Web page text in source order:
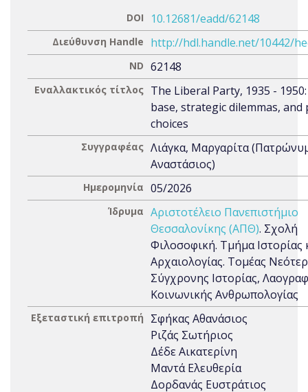
DOI 10.12681/eadd/62148
Διεύθυνση Handle http://hdl.handle.net/10442/
ND 62148
Εναλλακτικός τίτλος The Liberal Party, 1935 -
base, strategic dilemmas, and
choices
Συγγραφέας Λιάγκα, Μαργαρίτα
Αναστάσιος)
Ημερομηνία 05/2026
Ίδρυμα Αριστοτέλειο Πανεπιστήμιο
Θεσσαλονίκης (ΑΠΘ). Σχολή
Φιλοσοφική. Τμήμα Ιστορίας
Αρχαιολογίας. Τομέας
Σύγχρονης Ιστορίας,
Κοινωνικής Ανθρωπολογίας
Εξεταστική επιτροπή
Σφήκας Αθανάσιος
Ριζάς Σωτήριος
Δέδε Αικατερίνη
Μαντά Ελευθερία
Δορδανάς Ευστράτιος